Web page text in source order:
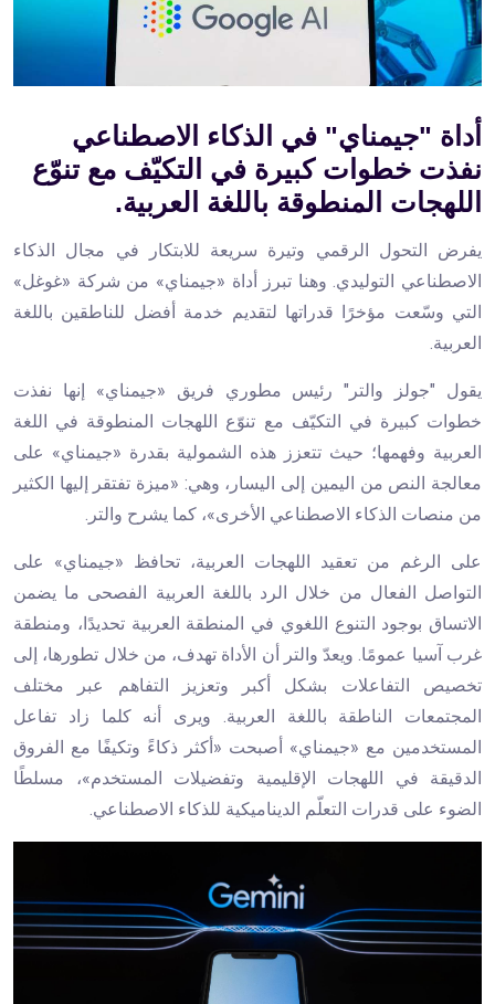
أداة "جيمناي" في الذكاء الاصطناعي
نفذت خطوات كبيرة في التكيّف مع تنوّع
اللهجات المنطوقة باللغة العربية.
يفرض التحول الرقمي وتيرة سريعة للابتكار في مجال الذكاء
الاصطناعي التوليدي. وهنا تبرز أداة «جيمناي» من شركة «غوغل»
التي وسّعت مؤخرًا قدراتها لتقديم خدمة أفضل للناطقين باللغة
العربية.
يقول "جولز والتر" رئيس مطوري فريق «جيمناي» إنها نفذت
خطوات كبيرة في التكيّف مع تنوّع اللهجات المنطوقة في اللغة
العربية وفهمها؛ حيث تتعزز هذه الشمولية بقدرة «جيمناي» على
معالجة النص من اليمين إلى اليسار، وهي: «ميزة تفتقر إليها الكثير
من منصات الذكاء الاصطناعي الأخرى»، كما يشرح والتر.
على الرغم من تعقيد اللهجات العربية، تحافظ «جيمناي» على
التواصل الفعال من خلال الرد باللغة العربية الفصحى ما يضمن
الاتساق بوجود التنوع اللغوي في المنطقة العربية تحديدًا، ومنطقة
غرب آسيا عمومًا. ويعدّ والتر أن الأداة تهدف، من خلال تطورها، إلى
تخصيص التفاعلات بشكل أكبر وتعزيز التفاهم عبر مختلف
المجتمعات الناطقة باللغة العربية. ويرى أنه كلما زاد تفاعل
المستخدمين مع «جيمناي» أصبحت «أكثر ذكاءً وتكيفًا مع الفروق
الدقيقة في اللهجات الإقليمية وتفضيلات المستخدم»، مسلطًا
الضوء على قدرات التعلّم الديناميكية للذكاء الاصطناعي.